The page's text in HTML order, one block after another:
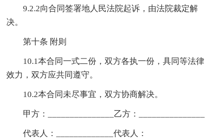
9.2.2向合同签署地人民法院起诉，由法院裁定解
决。
第十条 附则
10.1本合同一式二份，双方各执一份，具同等法律
效力，双方应共同遵守。
10.2本合同未尽事宜，双方协商解决。
甲方：_______________乙方：_______________
代表人：_____________代表人：